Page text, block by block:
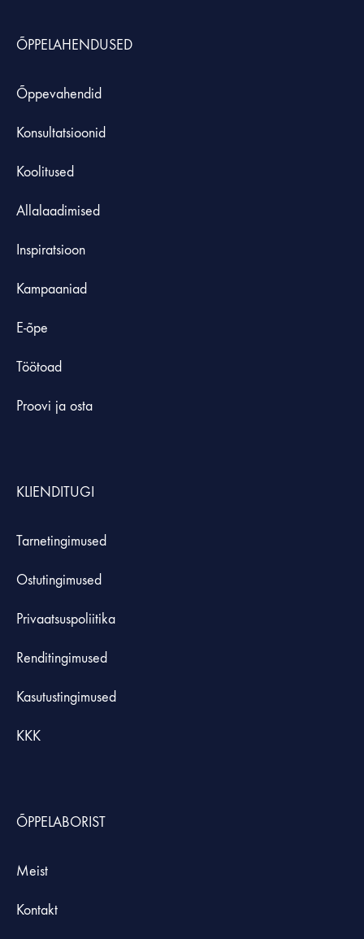
ÕPPELAHENDUSED
Õppevahendid
Konsultatsioonid
Koolitused
Allalaadimised
Inspiratsioon
Kampaaniad
E-õpe
Töötoad
Proovi ja osta
KLIENDITUGI
Tarnetingimused
Ostutingimused
Privaatsuspoliitika
Renditingimused
Kasutustingimused
KKK
ÕPPELABORIST
Meist
Kontakt